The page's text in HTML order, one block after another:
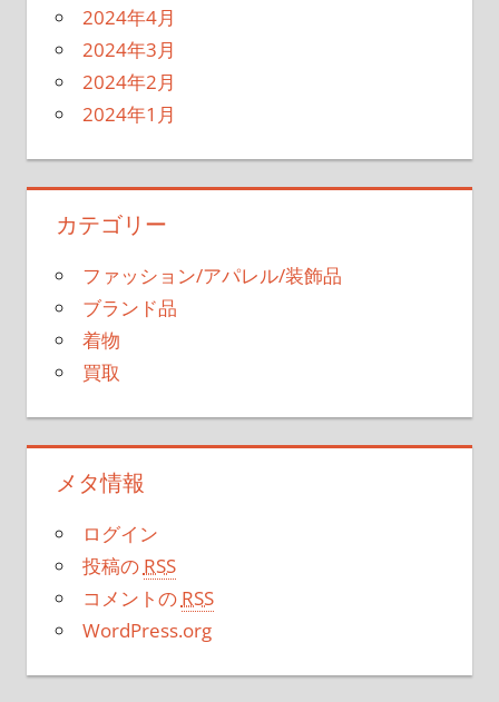
2024年4月
2024年3月
2024年2月
2024年1月
カテゴリー
ファッション/アパレル/装飾品
ブランド品
着物
買取
メタ情報
ログイン
投稿の RSS
コメントの RSS
WordPress.org